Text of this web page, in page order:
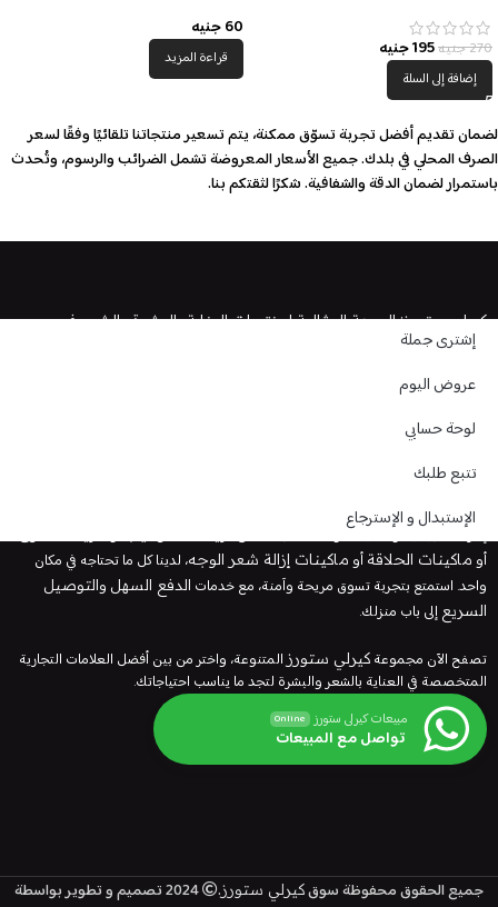
270جنيه195جنيه
إضافة إلى السلة
60جنيه
قراءة المزيد
لضمان تقديم أفضل تجربة تسوّق ممكنة، يتم تسعير منتجاتنا تلقائيًا وفقًا لسعر
الصرف المحلي في بلدك. جميع الأسعار المعروضة تشمل الضرائب والرسوم، وتُحدث
باستمرار لضمان الدقة والشفافية. شكرًا لثقتكم بنا.
كيرلى ستورز: الوجهة المثالية لمنتجات العناية بالبشرة والشعر في مصر
العناية الشخصية، نقدم لك تجربة تسوق استثنائية ومتنوعة تشمل مجموعة شاملة من
أفضل زيوت الشعر
وفعالة تلبي جميع احتياجات العناية الشخصية.
فيكيرلى ستورز ، نقدم لك
إشراقة طبيعية وصحية. سواء كنت تبحث عن
أو
أو ماكينات الحلاقة أو ماكينات إزالة شعر الوجه، لدينا كل ما تحتاجه في مكان
واحد. استمتع بتجربة تسوق مريحة وآمنة، مع خدمات الدفع السهل والتوصيل
السريع إلى باب منزلك.
تصفح الآن مجموعة كيرلي ستورزالمتنوعة، واختر من بين أفضل العلامات التجارية
المتخصصة في العناية بالشعر والبشرة لتجد ما يناسب احتياجاتك.
مبيعات كيرلى ستورز Online
تواصل مع المبيعات
إشترى جملة
عروض اليوم
لوحة حسابي
تتبع طلبك
الإستبدال و الإسترجاع
جميع الحقوق محفوظة سوقكيرلي ستورز.